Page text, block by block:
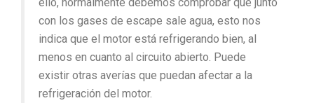
con los gases de escape sale agua, esto nos
indica que el motor está refrigerando bien, al
menos en cuanto al circuito abierto. Puede
existir otras averías que puedan afectar a la
refrigeración del motor.